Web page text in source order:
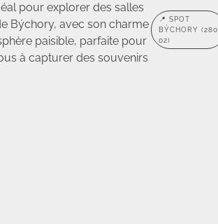
pour explorer des salles
Býchory, avec son charme
paisible, parfaite pour
à capturer des souvenirs
📍 SPOT
BÝCHORY (280
02)